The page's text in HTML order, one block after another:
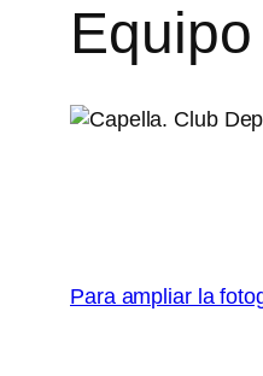
Para ampliar la